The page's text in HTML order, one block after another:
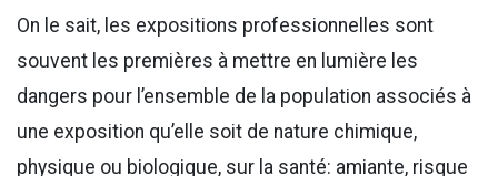
On le sait, les expositions professionnelles sont
souvent les premières à mettre en lumière les
dangers pour l’ensemble de la population associés à
une exposition qu’elle soit de nature chimique,
physique ou biologique, sur la santé: amiante, risque